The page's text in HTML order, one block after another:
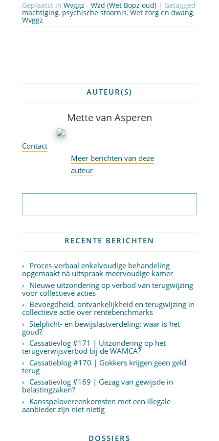
Geplaatst in Wvggz - Wzd (Wet Bopz oud)| Getagged
machtiging, psychische stoornis, Wet zorg en dwang,
Wvggz
AUTEUR(S)
Mette van Asperen
Contact
Meer berichten van deze
auteur
RECENTE BERICHTEN
Proces-verbaal enkelvoudige behandeling
opgemaakt ná uitspraak meervoudige kamer
Nieuwe uitzondering op verbod van terugwijzing
voor collectieve acties
Bevoegdheid, ontvankelijkheid en terugwijzing in
collectieve actie over rentebenchmarks
Stelplicht- en bewijslastverdeling: waar is het
goud?
Cassatievlog #171 | Uitzondering op het
terugverwijsverbod bij de WAMCA?
Cassatieblog #170 | Gokkers krijgen geen geld
terug
Cassatievlog #169 | Gezag van gewijsde in
belastingzaken?
Kansspelovereenkomsten met een illegale
aanbieder zijn niet nietig
DOSSIERS